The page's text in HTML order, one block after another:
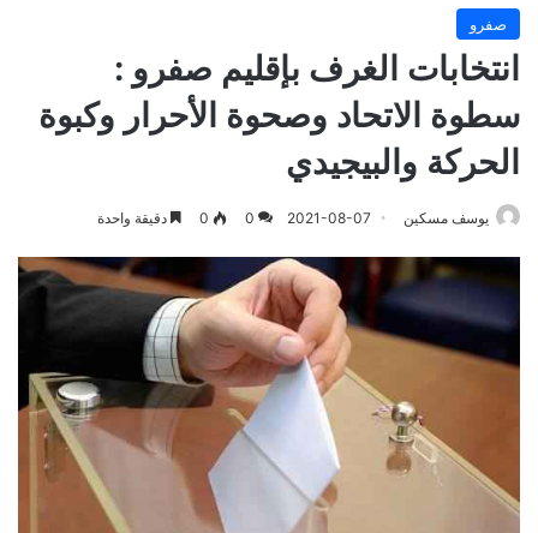
صفرو
انتخابات الغرف بإقليم صفرو :
سطوة الاتحاد وصحوة الأحرار وكبوة
الحركة والبيجيدي
يوسف مسكين 2021-08-07
0
0 دقيقة واحدة